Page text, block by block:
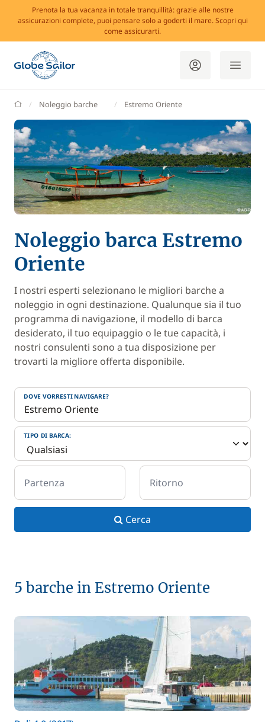
Prenota la tua vacanza in totale tranquillità: grazie alle nostre
assicurazioni complete, puoi pensare solo a goderti il mare. Scopri qui
come assicurarti.
GlobeSailor
Noleggio barche Estremo Oriente
Noleggio barca Estremo
Oriente
I nostri esperti selezionano le migliori barche a
noleggio in ogni destinazione. Qualunque sia il tuo
programma di navigazione, il modello di barca
desiderato, il tuo equipaggio o le tue capacità, i
nostri consulenti sono a tua disposizione per
trovarti la migliore offerta disponibile.
DOVE VORRESTI NAVIGARE?
TIPO DI BARCA:
Partenza Ritorno
Cerca
5 barche in Estremo Oriente